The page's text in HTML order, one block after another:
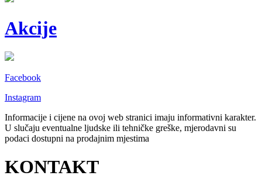
Akcije
Facebook
Instagram
Informacije i cijene na ovoj web stranici imaju informativni karakter.
U slučaju eventualne ljudske ili tehničke greške, mjerodavni su
podaci dostupni na prodajnim mjestima
KONTAKT